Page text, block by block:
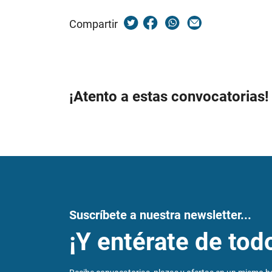
Compartir
¡Atento a estas convocatorias!
Suscríbete a nuestra newsletter...
¡Y entérate de